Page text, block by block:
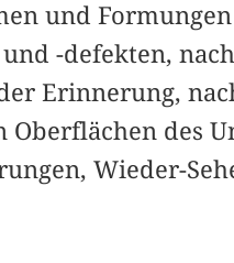
und
-defekten,
Erinnerung,
Oberflächen des
Wieder-